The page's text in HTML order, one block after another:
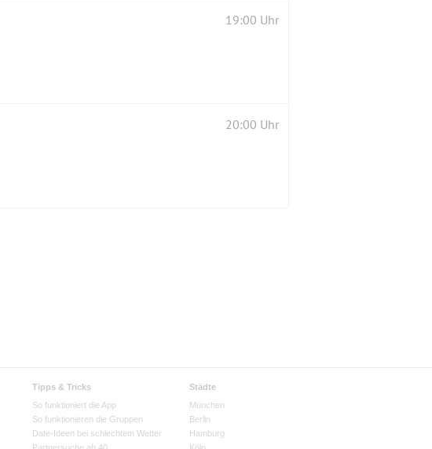
19:00 Uhr
20:00 Uhr
Tipps & Tricks
So funktioniert die App
So funktionieren die Gruppen
Date-Ideen bei schlechtem Wetter
Städte
München
Berlin
Hamburg